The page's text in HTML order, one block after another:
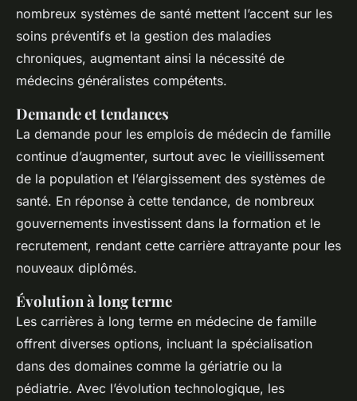
nombreux systèmes de santé mettent l’accent sur les
soins préventifs et la gestion des maladies
chroniques, augmentant ainsi la nécessité de
médecins généralistes compétents.
Demande et tendances
La demande pour les emplois de médecin de famille
continue d’augmenter, surtout avec le vieillissement
de la population et l’élargissement des systèmes de
santé. En réponse à cette tendance, de nombreux
gouvernements investissent dans la formation et le
recrutement, rendant cette carrière attrayante pour les
nouveaux diplômés.
Évolution à long terme
Les carrières à long terme en médecine de famille
offrent diverses options, incluant la spécialisation
dans des domaines comme la gériatrie ou la
pédiatrie. Avec l’évolution technologique, les